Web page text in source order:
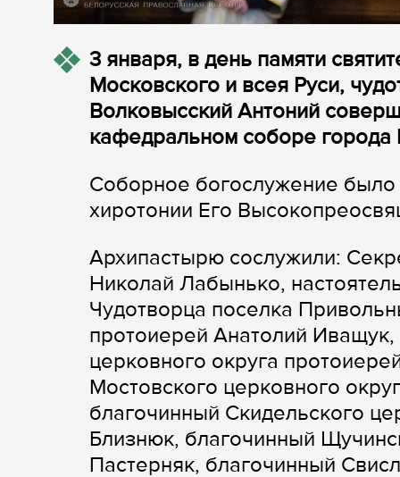
3 января, в день памяти
Московского и всея Руси,
Волковысский Антоний
кафедральном соборе города
Соборное богослужение
хиротонии Его
Архипастырю сослужили:
Николай Лабынько,
Чудотворца поселка
протоиерей Анатолий
церковного округа
Мостовского церковного
благочинный Скидельского
Близнюк, благочинный
Пастерняк, благочинный